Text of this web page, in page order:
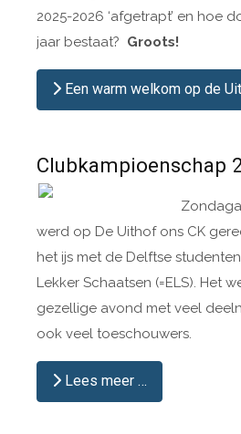
2025-2026 ‘afgetrapt’ en hoe
jaar bestaat? Groots!
Een warm welkom op de
Clubkampioenschap
werd op De Uithof ons CK
het ijs met de Delftse
Lekker Schaatsen (=ELS). Het
gezellige avond met veel
ook veel toeschouwers.
Lees meer …